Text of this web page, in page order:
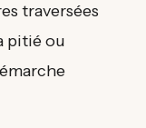
traversées
pitié ou